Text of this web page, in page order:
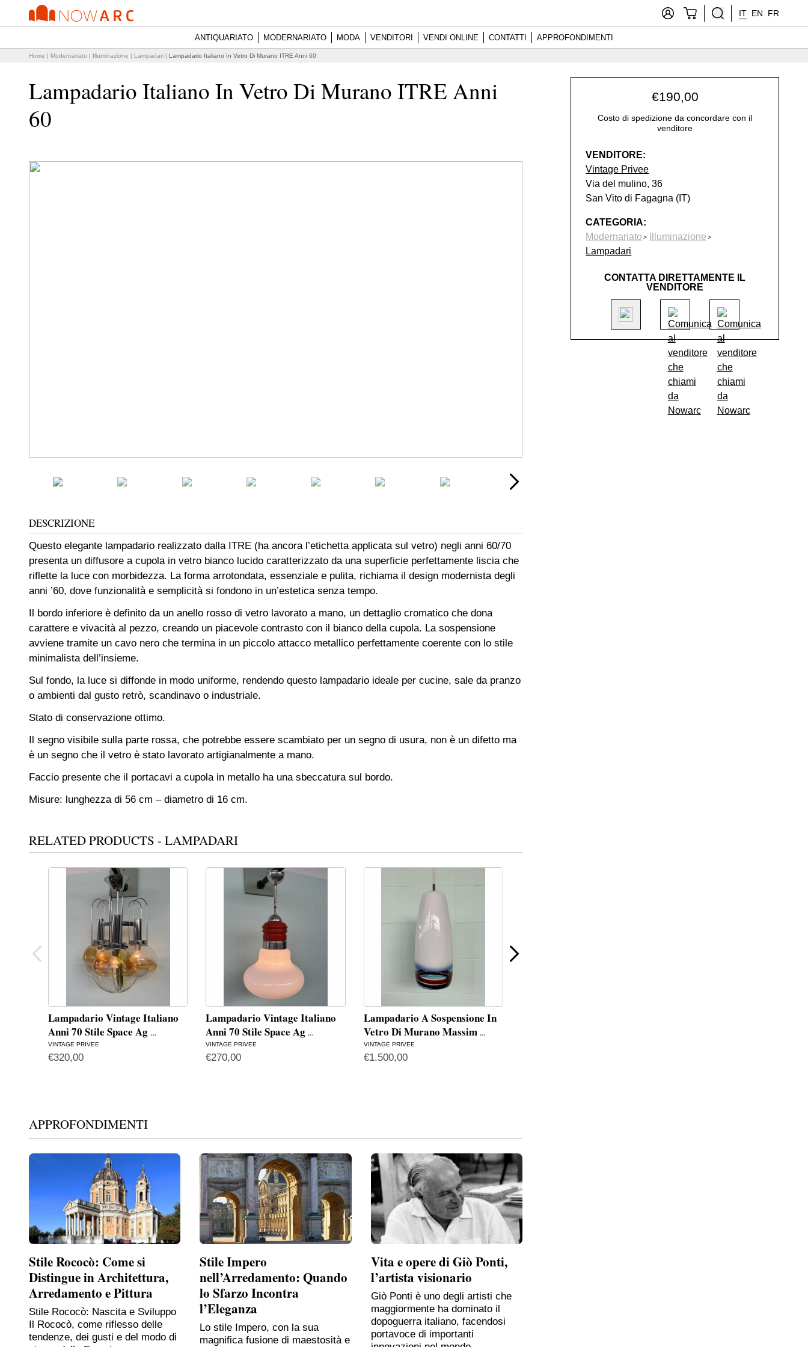
IT EN FR
ANTIQUARIATO MODERNARIATO MODA VENDITORI VENDI ONLINE CONTATTI APPROFONDIMENTI
Home | Modernariato | Illuminazione | Lampadari | Lampadario Italiano In Vetro Di Murano ITRE Anni 60
Lampadario Italiano In Vetro Di Murano ITRE Anni
60
DESCRIZIONE
Questo elegante lampadario realizzato dalla ITRE (ha ancora l’etichetta applicata sul vetro) negli anni 60/70
presenta un diffusore a cupola in vetro bianco lucido caratterizzato da una superficie perfettamente liscia che
riflette la luce con morbidezza. La forma arrotondata, essenziale e pulita, richiama il design modernista degli
anni ’60, dove funzionalità e semplicità si fondono in un’estetica senza tempo.
Il bordo inferiore è definito da un anello rosso di vetro lavorato a mano, un dettaglio cromatico che dona
carattere e vivacità al pezzo, creando un piacevole contrasto con il bianco della cupola. La sospensione
avviene tramite un cavo nero che termina in un piccolo attacco metallico perfettamente coerente con lo stile
minimalista dell’insieme.
Sul fondo, la luce si diffonde in modo uniforme, rendendo questo lampadario ideale per cucine, sale da pranzo
o ambienti dal gusto retrò, scandinavo o industriale.
Stato di conservazione ottimo.
Il segno visibile sulla parte rossa, che potrebbe essere scambiato per un segno di usura, non è un difetto ma
è un segno che il vetro è stato lavorato artigianalmente a mano.
Faccio presente che il portacavi a cupola in metallo ha una sbeccatura sul bordo.
Misure: lunghezza di 56 cm – diametro di 16 cm.
RELATED PRODUCTS - LAMPADARI
Lampadario Vintage Italiano
Anni 70 Stile Space Ag …
VINTAGE PRIVEE
€320,00
Lampadario Vintage Italiano
Anni 70 Stile Space Ag …
VINTAGE PRIVEE
€270,00
Lampadario A Sospensione In
Vetro Di Murano Massim …
VINTAGE PRIVEE
€1.500,00
APPROFONDIMENTI
Stile Rococò: Come si
Distingue in Architettura,
Arredamento e Pittura
Stile Rococò: Nascita e Sviluppo
Il Rococò, come riflesso delle
tendenze, dei gusti e del modo di
Stile Impero
nell’Arredamento: Quando
lo Sfarzo Incontra
l’Eleganza
Lo stile Impero, con la sua
magnifica fusione di maestosità e
Vita e opere di Giò Ponti,
l’artista visionario
Giò Ponti è uno degli artisti che
maggiormente ha dominato il
dopoguerra italiano, facendosi
portavoce di importanti
€190,00
Costo di spedizione da concordare con il
venditore
VENDITORE:
Vintage Privee
Via del mulino, 36
San Vito di Fagagna (IT)
CATEGORIA:
Modernariato
Illuminazione
Lampadari
CONTATTA DIRETTAMENTE IL
VENDITORE